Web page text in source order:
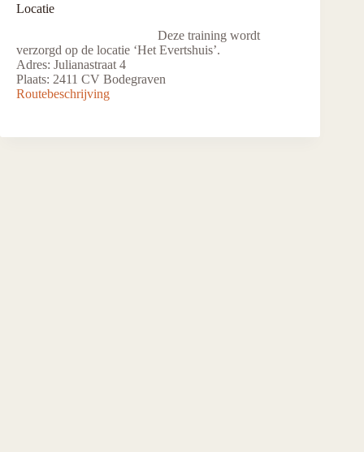
Locatie
Deze training wordt
verzorgd op de locatie ‘Het Evertshuis’.
Adres: Julianastraat 4
Plaats: 2411 CV Bodegraven
Routebeschrijving